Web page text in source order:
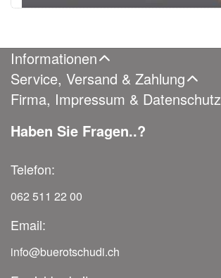
Informationen
Service, Versand & Zahlung
Firma, Impressum & Datenschutz
Haben Sie Fragen..?
Telefon:
062 511 22 00
Email:
info@buerotschudi.ch